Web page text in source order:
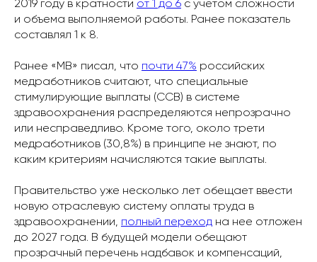
2019 году в кратности от 1 до 6 с учетом сложности
и объема выполняемой работы. Ранее показатель
составлял 1 к 8.
Ранее «МВ» писал, что почти 47% российских
медработников считают, что специальные
стимулирующие выплаты (ССВ) в системе
здравоохранения распределяются непрозрачно
или несправедливо. Кроме того, около трети
медработников (30,8%) в принципе не знают, по
каким критериям начисляются такие выплаты.
Правительство уже несколько лет обещает ввести
новую отраслевую систему оплаты труда в
здравоохранении, полный переход на нее отложен
до 2027 года. В будущей модели обещают
прозрачный перечень надбавок и компенсаций,